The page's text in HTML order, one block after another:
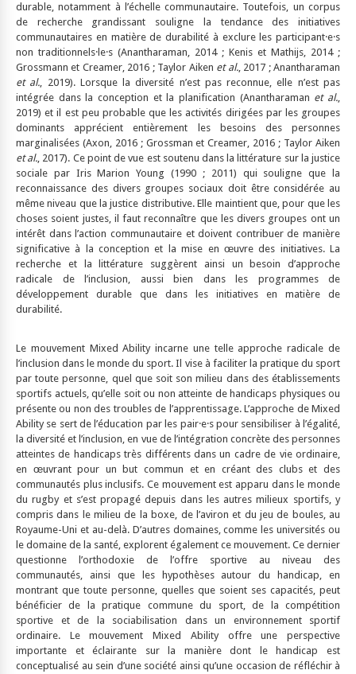
durable, notamment à l’échelle communautaire. Toutefois, un corpus
de recherche grandissant souligne la tendance des initiatives
communautaires en matière de durabilité à exclure les participant·e·s
non traditionnels·le·s (Anantharaman, 2014 ; Kenis et Mathijs, 2014 ;
Grossmann et Creamer, 2016 ; Taylor Aiken et al., 2017 ; Anantharaman
et al., 2019). Lorsque la diversité n’est pas reconnue, elle n’est pas
intégrée dans la conception et la planification (Anantharaman et al.,
2019) et il est peu probable que les activités dirigées par les groupes
dominants apprécient entièrement les besoins des personnes
marginalisées (Axon, 2016 ; Grossman et Creamer, 2016 ; Taylor Aiken
et al., 2017). Ce point de vue est soutenu dans la littérature sur la justice
sociale par Iris Marion Young (1990 ; 2011) qui souligne que la
reconnaissance des divers groupes sociaux doit être considérée au
même niveau que la justice distributive. Elle maintient que, pour que les
choses soient justes, il faut reconnaître que les divers groupes ont un
intérêt dans l’action communautaire et doivent contribuer de manière
significative à la conception et la mise en œuvre des initiatives. La
recherche et la littérature suggèrent ainsi un besoin d’approche
radicale de l’inclusion, aussi bien dans les programmes de
développement durable que dans les initiatives en matière de
durabilité.
Le mouvement Mixed Ability incarne une telle approche radicale de
l’inclusion dans le monde du sport. Il vise à faciliter la pratique du sport
par toute personne, quel que soit son milieu dans des établissements
sportifs actuels, qu’elle soit ou non atteinte de handicaps physiques ou
présente ou non des troubles de l’apprentissage. L’approche de Mixed
Ability se sert de l’éducation par les pair·e·s pour sensibiliser à l’égalité,
la diversité et l’inclusion, en vue de l’intégration concrète des personnes
atteintes de handicaps très différents dans un cadre de vie ordinaire,
en œuvrant pour un but commun et en créant des clubs et des
communautés plus inclusifs. Ce mouvement est apparu dans le monde
du rugby et s’est propagé depuis dans les autres milieux sportifs, y
compris dans le milieu de la boxe, de l’aviron et du jeu de boules, au
Royaume-Uni et au-delà. D’autres domaines, comme les universités ou
le domaine de la santé, explorent également ce mouvement. Ce dernier
questionne l’orthodoxie de l’offre sportive au niveau des
communautés, ainsi que les hypothèses autour du handicap, en
montrant que toute personne, quelles que soient ses capacités, peut
bénéficier de la pratique commune du sport, de la compétition
sportive et de la sociabilisation dans un environnement sportif
ordinaire. Le mouvement Mixed Ability offre une perspective
importante et éclairante sur la manière dont le handicap est
conceptualisé au sein d’une société ainsi qu’une occasion de réfléchir à